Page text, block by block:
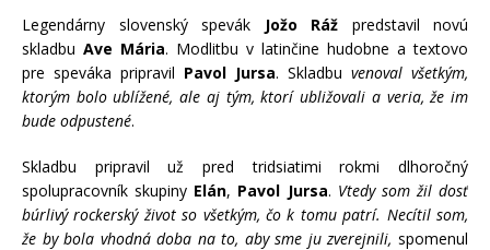
Legendárny slovenský spevák Jožo Ráž predstavil novú
skladbu Ave Mária. Modlitbu v latinčine hudobne a textovo
pre speváka pripravil Pavol Jursa. Skladbu venoval všetkým,
ktorým bolo ublížené, ale aj tým, ktorí ubližovali a veria, že im
bude odpustené.
Skladbu pripravil už pred tridsiatimi rokmi dlhoročný
spolupracovník skupiny Elán, Pavol Jursa. Vtedy som žil dosť
búrlivý rockerský život so všetkým, čo k tomu patrí. Necítil som,
že by bola vhodná doba na to, aby sme ju zverejnili, spomenul